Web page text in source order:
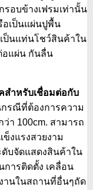
อบข้างเฟรมเท่านั้น
อเป็นแผ่นปูพื้น
ป็นแท่นโชว์สินค้าใน
อแผ่น กันลื่น
สำหรับเชื่อมต่อกับ
กรณีที่ต้องการความ
า 100cm. สามารถ
ข็งแรงสวยงาม
ดับจัดแสดงสินค้าใน
การติดตั้ง เคลื่อน
านในสถานที่อื่นๆถัด